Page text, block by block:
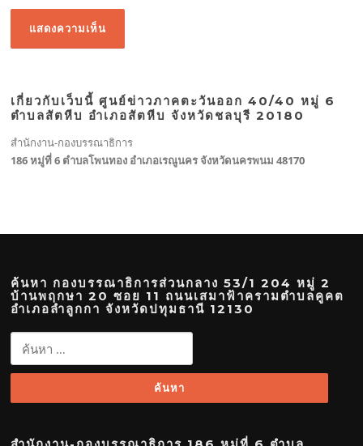
เกี่ยวกับเว็บนี้ ศูนย์ข่าวภาคตะวันออก 40/40 หมู่ 6
ตำบลสัตหีบ อำเภอสัตหีบ จังหวัดชลบุรี 20180
สำนักงาน-กองบรรณาธิการ
186 หมู่ที่ 6 ตำบลโพนทอง อำเภอเรณูนคร จังหวัดนครพนม 48170
ค้นหา กองบรรณาธิการส่วนกลาง 53/1 204 หมู่ 2
บ้านพฤกษา 20 ซอย 11 ถนนเสมาฟ้าครามตำบลคูคต
อำเภอลำลูกกา จังหวัดปทุมธานี 12130
ค้นหา
สำหรับ: